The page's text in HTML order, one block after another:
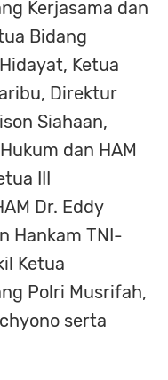
Kerjasama dan
Bidang
Ketua
Direktur
Siahaan,
dan HAM
III
Dr. Eddy
Hankam TNI-
Ketua
Polri Musrifah,
serta